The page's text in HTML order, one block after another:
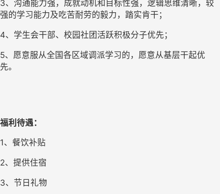
3、沟通能力强，成就动机和目标性强，逻辑思维清晰，较
强的学习能力及吃苦耐劳的毅力，踏实肯干；
4、学生会干部、校园社团活跃积极分子优先；
5、愿意服从全国各区域调派学习的，愿意从基层干起优
先。
福利待遇：
1、餐饮补贴
2、提供住宿
3、节日礼物